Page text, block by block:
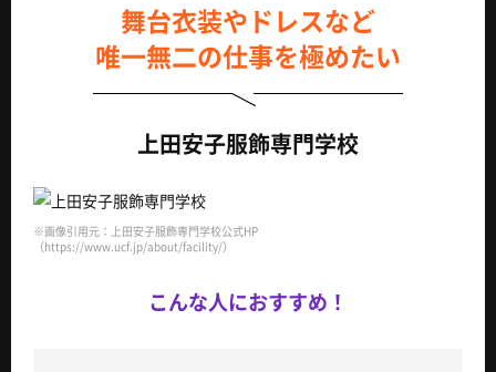
舞台衣装やドレスなど
唯一無二の仕事を極めたい
上田安子服飾専門学校
※画像引用元：上田安子服飾専門学校公式HP
（https://www.ucf.jp/about/facility/）
こんな人におすすめ！